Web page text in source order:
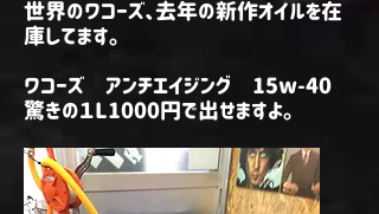
世界のワコーズ、去年の新作オイルを在
庫してます。
ワコーズ アンチエイジング 15w-40
​驚きの１L1000円で出せますよ。